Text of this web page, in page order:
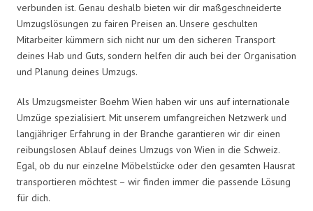
verbunden ist. Genau deshalb bieten wir dir maßgeschneiderte
Umzugslösungen zu fairen Preisen an. Unsere geschulten
Mitarbeiter kümmern sich nicht nur um den sicheren Transport
deines Hab und Guts, sondern helfen dir auch bei der Organisation
und Planung deines Umzugs.
Als Umzugsmeister Boehm Wien haben wir uns auf internationale
Umzüge spezialisiert. Mit unserem umfangreichen Netzwerk und
langjähriger Erfahrung in der Branche garantieren wir dir einen
reibungslosen Ablauf deines Umzugs von Wien in die Schweiz.
Egal, ob du nur einzelne Möbelstücke oder den gesamten Hausrat
transportieren möchtest – wir finden immer die passende Lösung
für dich.